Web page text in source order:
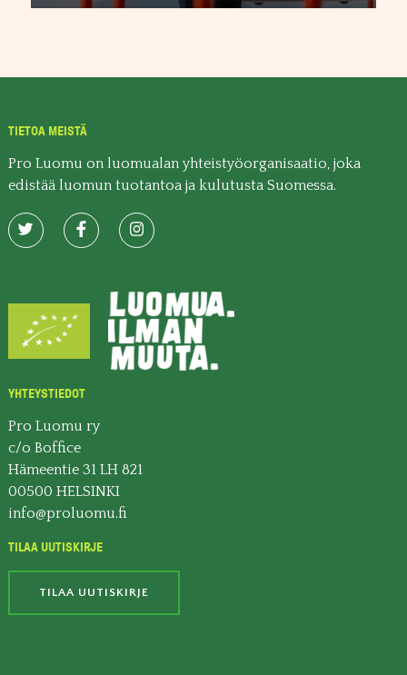
TIETOA MEISTÄ
Pro Luomu on luomualan yhteistyöorganisaatio, joka
edistää luomun tuotantoa ja kulutusta Suomessa.
YHTEYSTIEDOT
Pro Luomu ry
c/o Boffice
Hämeentie 31 LH 821
00500 HELSINKI
info@proluomu.fi
TILAA UUTISKIRJE
TILAA UUTISKIRJE